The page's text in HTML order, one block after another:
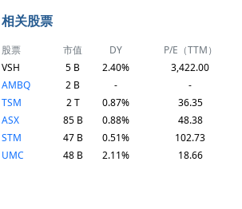
相关股票
股票 市值 DY P/E（TTM）
VSH
5 B 2.40% 3,422.00
AMBQ
2 B - -
TSM
2 T 0.87% 36.35
ASX
85 B 0.88% 48.38
STM
47 B 0.51% 102.73
UMC
48 B 2.11% 18.66